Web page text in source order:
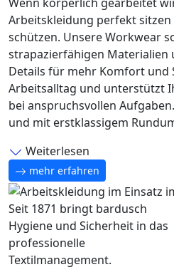
Arbeitskleidung perfekt sitzen
schützen. Unsere Workwear
strapazierfähigen Materialien
Details für mehr Komfort und
Arbeitsalltag und unterstützt
bei anspruchsvollen
und mit erstklassigem
Weiterlesen
mehr erfahren
Seit 1871 bringt bardusch
Hygiene und Sicherheit in das
professionelle
Textilmanagement.